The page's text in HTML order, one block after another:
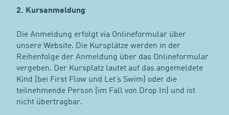
2. Kursanmeldung
Die Anmeldung erfolgt via Onlineformular über
unsere Website. Die Kursplätze werden in der
Reihenfolge der Anmeldung über das Onlineformular
vergeben. Der Kursplatz lautet auf das angemeldete
Kind (bei First Flow und Let’s Swim) oder die
teilnehmende Person (im Fall von Drop In) und ist
nicht übertragbar.